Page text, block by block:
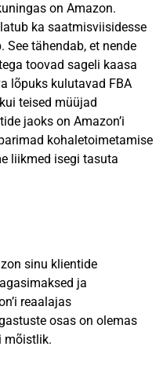
on Amazon.
ka saatmisviisidesse
See tähendab, et nende
toovad sageli kaasa
lõpuks kulutavad FBA
teised müüjad
jaoks on Amazon’i
kohaletoimetamise
liikmed isegi tasuta
sinu klientide
ja
reaalajas
osas on olemas
mõistlik.